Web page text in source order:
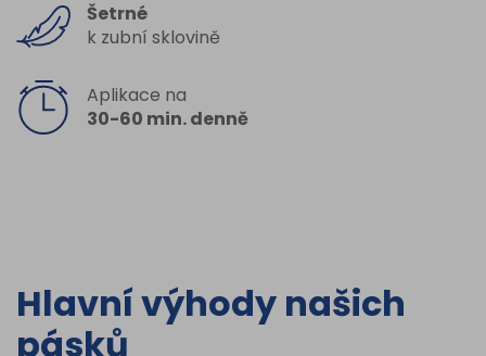
Šetrné
k zubní sklovině
Aplikace na
30-60 min. denně
Hlavní výhody našich
pásků